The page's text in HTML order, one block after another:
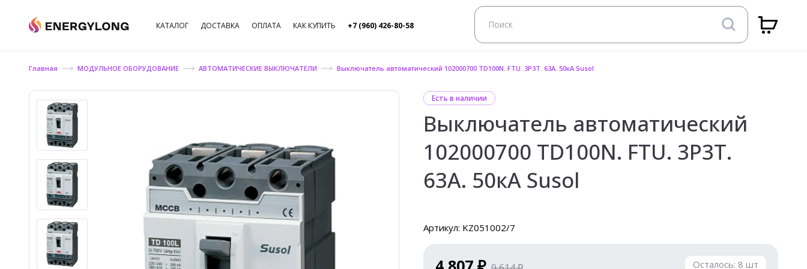
КАТАЛОГ ДОСТАВКА ОПЛАТА КАК КУПИТЬ +7 (960) 426-80-58
Главная МОДУЛЬНОЕ ОБОРУДОВАНИЕ АВТОМАТИЧЕСКИЕ ВЫКЛЮЧАТЕЛИ Выключатель автоматический 102000700 TD100N. FTU. 3P3T. 63А. 50кА Susol
Есть в наличии
Выключатель автоматический
102000700 TD100N. FTU. 3P3T.
63А. 50кА Susol
Артикул: KZ051002/7
Осталось: 8 шт